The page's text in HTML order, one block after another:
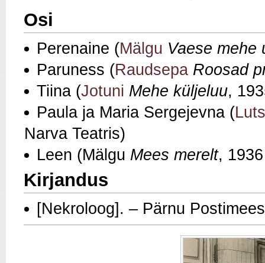
Osi
Perenaine (Mälgu Vaese mehe
Paruness (Raudsepa Roosad
Tiina (Jotuni Mehe küljeluu,
Paula ja Maria Sergejevna (
Narva Teatris)
Leen (Mälgu Mees merelt,
Kirjandus
[Nekroloog]. – Pärnu